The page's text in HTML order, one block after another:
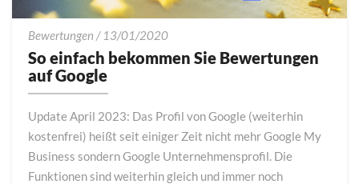
Bewertungen / 13/01/2020So
einfach
bekommen
auf
Google
So einfach bekommen Sie Bewertungen
auf Google
Update April 2023: Das Profil von Google (weiterhin
kostenfrei) heißt seit einiger Zeit nicht mehr Google My
Business sondern Google Unternehmensprofil. Die
Funktionen sind weiterhin gleich und immer noch